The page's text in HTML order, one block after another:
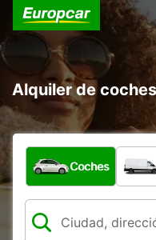
Alquiler de
¿Qué tipo de
Coches